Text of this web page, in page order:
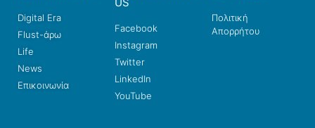
Digital Era
Flust-άρω
Life
News
Επικοινωνία
Facebook
Instagram
Twitter
LinkedIn
YouTube
Πολιτική
Απορρήτου